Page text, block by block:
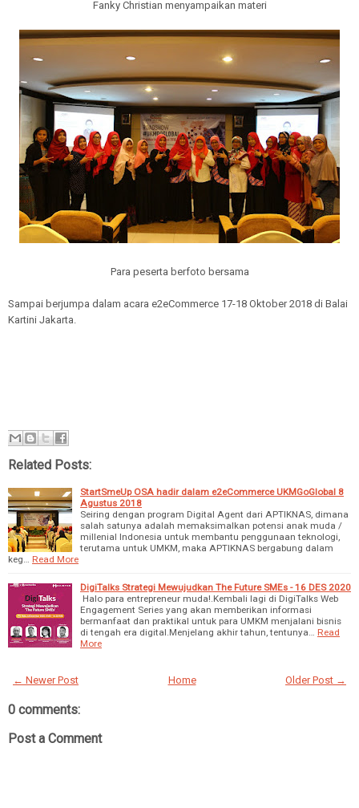
Fanky Christian menyampaikan materi
Para peserta berfoto bersama
Sampai berjumpa dalam acara e2eCommerce 17-18 Oktober 2018 di Balai
Kartini Jakarta.
Related Posts:
StartSmeUp OSA hadir dalam e2eCommerce UKMGoGlobal 8
Agustus 2018
Seiring dengan program Digital Agent dari APTIKNAS, dimana
salah satunya adalah memaksimalkan potensi anak muda /
millenial Indonesia untuk membantu penggunaan teknologi,
terutama untuk UMKM, maka APTIKNAS bergabung dalam
keg…
Read More
DigiTalks Strategi Mewujudkan The Future SMEs - 16 DES 2020
Halo para entrepreneur muda!.Kembali lagi di DigiTalks Web
Engagement Series yang akan memberikan informasi
bermanfaat dan praktikal untuk para UMKM menjalani bisnis
di tengah era digital.Menjelang akhir tahun, tentunya…
Read
More
← Newer Post Older Post →
Home
0 comments:
Post a Comment